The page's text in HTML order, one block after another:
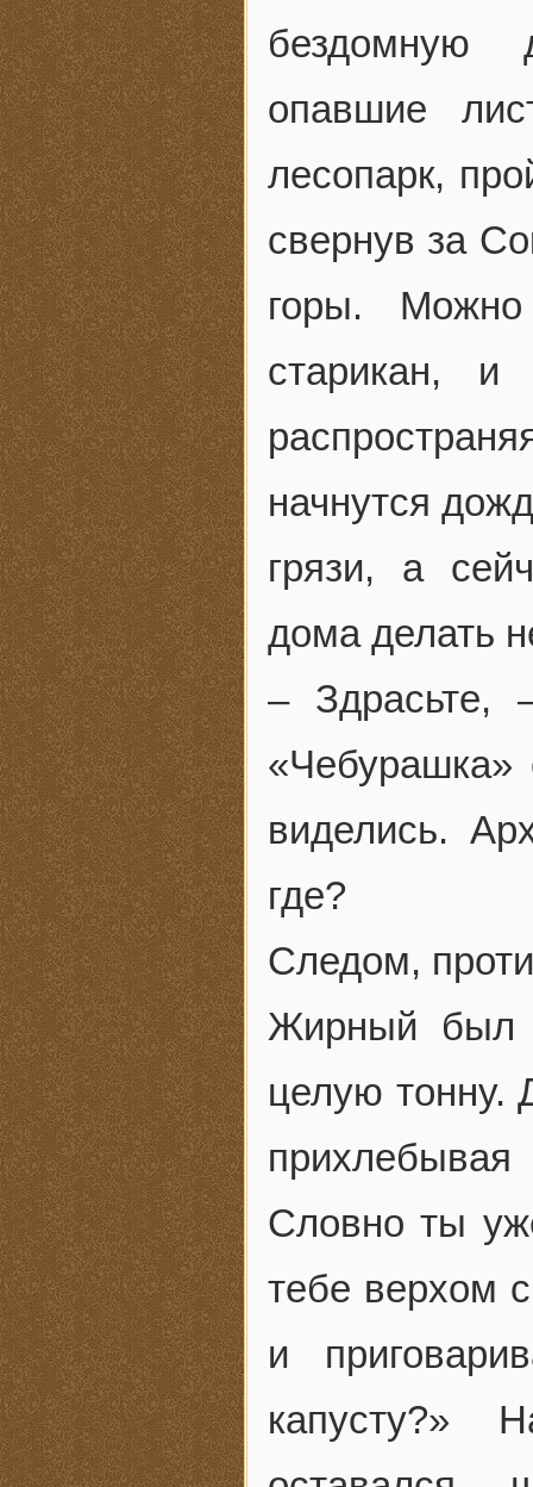
бездомную
опавшие
лесопарк,
свернув за
горы.
старикан, и
начнутся
грязи, а
дома делать
– Здрасьте,
виделись.
где?
Следом,
Жирный был
целую тонну.
Словно ты
тебе верхом
и
капусту?»